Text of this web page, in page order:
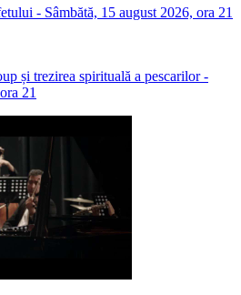
- Sâmbătă, 15 august 2026, ora 21
și trezirea spirituală a pescarilor -
21